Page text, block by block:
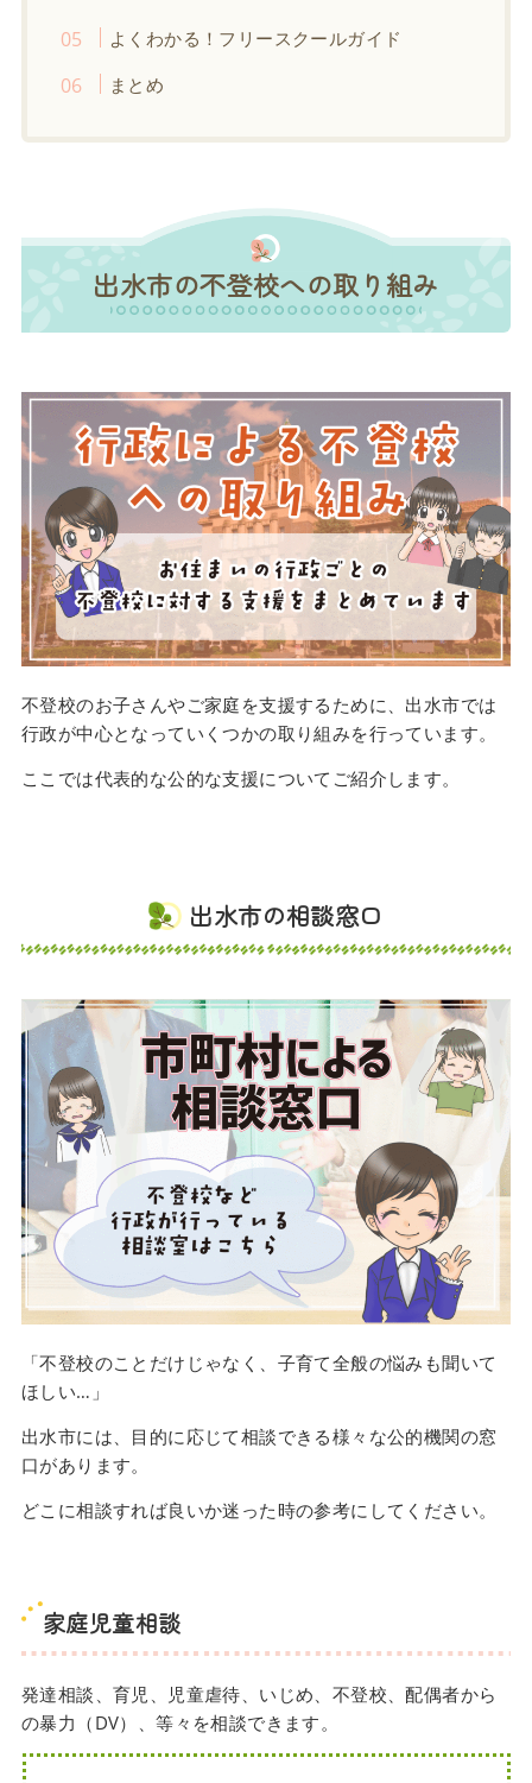
よくわかる！フリースクールガイド
まとめ
出水市の不登校への取り組み
不登校のお子さんやご家庭を支援するために、出水市では
行政が中心となっていくつかの取り組みを行っています。
ここでは代表的な公的な支援についてご紹介します。
出水市の相談窓口
「不登校のことだけじゃなく、子育て全般の悩みも聞いて
ほしい…」
出水市には、目的に応じて相談できる様々な公的機関の窓
口があります。
どこに相談すれば良いか迷った時の参考にしてください。
家庭児童相談
発達相談、育児、児童虐待、いじめ、不登校、配偶者から
の暴力（DV）、等々を相談できます。